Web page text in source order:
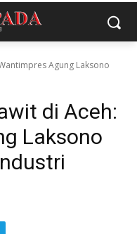
Agung Laksono
di Aceh:
Laksono